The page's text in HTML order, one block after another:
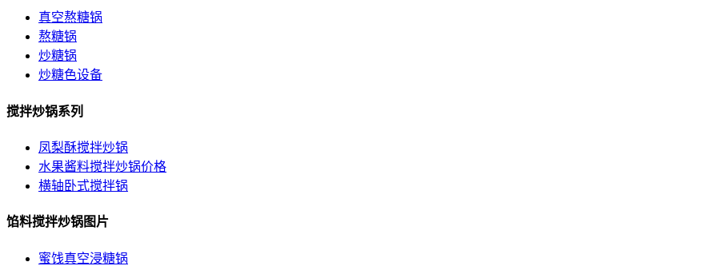
真空熬糖锅
熬糖锅
炒糖锅
炒糖色设备
搅拌炒锅系列
凤梨酥搅拌炒锅
水果酱料搅拌炒锅价格
横轴卧式搅拌锅
馅料搅拌炒锅图片
蜜饯真空浸糖锅